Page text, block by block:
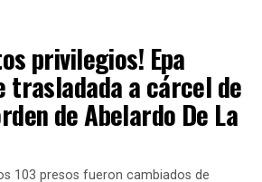
privilegios! Epa
trasladada a cárcel de
de Abelardo De La
103 presos fueron cambiados de